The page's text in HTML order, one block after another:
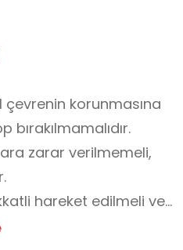
çevrenin korunmasına
zarar verilmemeli,
hareket edilmeli ve
çıkılmamalıdır.